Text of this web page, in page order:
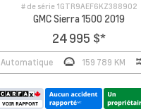
# de série 1GTR9AEF6KZ388902
GMC Sierra 1500 2019
24 995 $*
Automatique 159 789 KM